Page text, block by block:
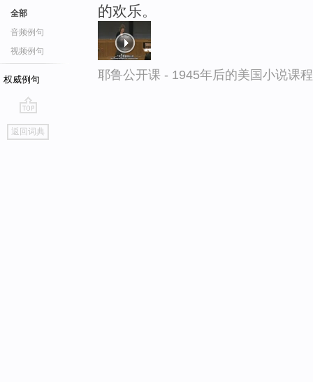
全部
音频例句
视频例句
权威例句
go
top
返回词典
的欢乐。
耶鲁公开课 - 1945年后的美国小说课